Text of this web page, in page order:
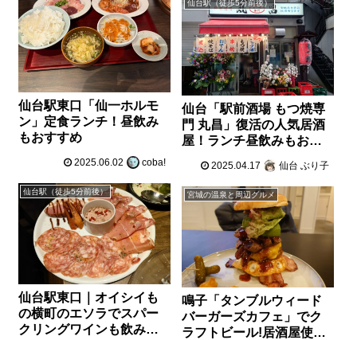
仙台駅東口「仙一ホルモ
ン」定食ランチ！昼飲み
もおすすめ
2025.06.02 coba!
仙台駅（徒歩5分前後）
仙台「駅前酒場 もつ焼専
門 丸昌」復活の人気居酒
屋！ランチ昼飲みもおす
2025.04.17 仙台 ぶり子
仙台駅（徒歩5分前後）
仙台駅東口｜オイシイも
の横町のエソラでスパー
クリングワインも飲み放
宮城の温泉と周辺グルメ
鳴子「タンブルウィード
バーガーズカフェ」でク
ラフトビール!居酒屋使い